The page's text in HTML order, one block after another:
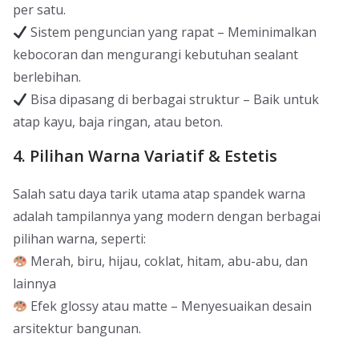
per satu.
Sistem penguncian yang rapat – Meminimalkan
kebocoran dan mengurangi kebutuhan sealant
berlebihan.
Bisa dipasang di berbagai struktur – Baik untuk
atap kayu, baja ringan, atau beton.
4. Pilihan Warna Variatif & Estetis
Salah satu daya tarik utama atap spandek warna
adalah tampilannya yang modern dengan berbagai
pilihan warna, seperti:
Merah, biru, hijau, coklat, hitam, abu-abu, dan
lainnya
Efek glossy atau matte – Menyesuaikan desain
arsitektur bangunan.